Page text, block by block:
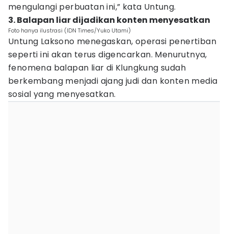
mengulangi perbuatan ini,” kata Untung.
3. Balapan liar dijadikan konten menyesatkan
Foto hanya ilustrasi (IDN Times/Yuko Utami)
Untung Laksono menegaskan, operasi penertiban
seperti ini akan terus digencarkan. Menurutnya,
fenomena balapan liar di Klungkung sudah
berkembang menjadi ajang judi dan konten media
sosial yang menyesatkan.